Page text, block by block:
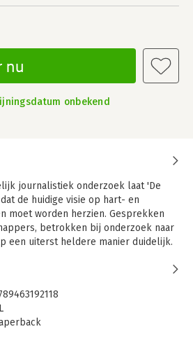
nu
onbekend
journalistiek onderzoek laat 'De
de huidige visie op hart- en
moet worden herzien. Gesprekken
betrokken bij onderzoek naar
een uiterst heldere manier duidelijk.
van de cholesterolmythe
de gezondheid van je hart en
en praktische tips over
zonder medicatie en op basis van